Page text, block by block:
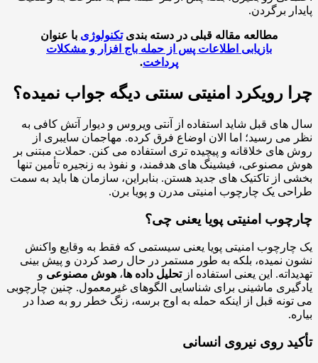
برگردن.
مطالعه مقاله قبلی در دسته بندیتکنولوژیبا عنوان
بازیابی اطلاعات پس از حمله باج افزار و مشکلات
پرداخت.
رویکرد امنیتی سنتی دیگه جواب نمیده؟
های قبل شاید استفاده از آنتی ویروس و دیوار آتش کافی به
می رسید؛ اما الان اوضاع فرق کرده. مهاجمان سایبری از
های خلاقانه و پیچیده تری استفاده می کنن. حملات مبتنی بر
مصنوعی، فیشینگ های هدفمند، و نفوذ به زنجیره تأمین تنها
از تاکتیک های جدید هستن. بنابراین، سازمان ها باید به سمت
یک چارچوب امنیتی مدرن و پویا برن.
امنیتی پویا یعنی چی؟
امنیتی پویا یعنی سیستمی که فقط به وقایع واکنش
نمیده، بلکه به طور مستمر در حال رصد کردن و پیش بینی
این یعنی استفاده ازتحلیل داده ها ،هوش مصنوعیو
ماشینی برای شناسایی الگوهای غیرمعمول. چنین چارچوبی
قبل از اینکه حمله به اوج برسه، زنگ خطر رو به صدا در
روی نیروی انسانی